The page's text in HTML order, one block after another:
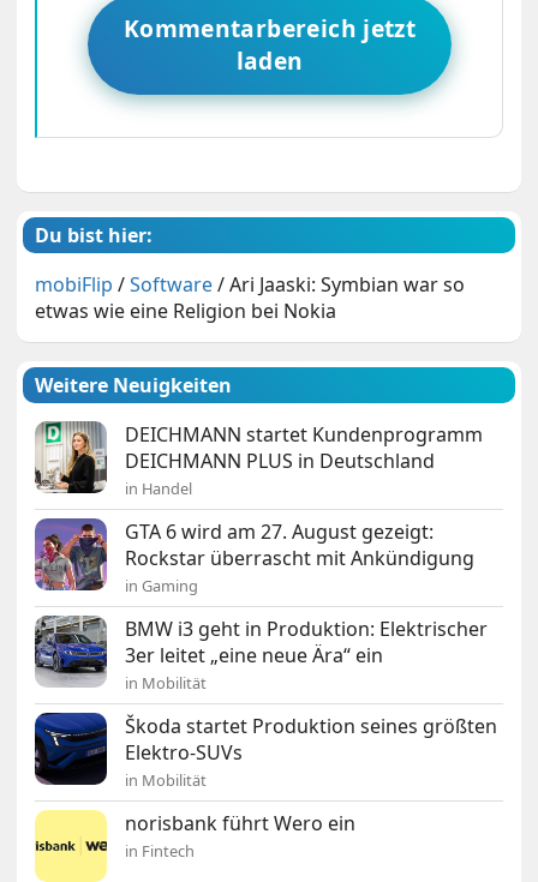
Kommentarbereich jetzt
laden
Du bist hier:
mobiFlip /Software/Ari Jaaski: Symbian war so
etwas wie eine Religion bei Nokia
Weitere Neuigkeiten
DEICHMANN startet Kundenprogramm
DEICHMANN PLUS in Deutschland
in Handel
GTA 6 wird am 27. August gezeigt:
Rockstar überrascht mit Ankündigung
in Gaming
BMW i3 geht in Produktion: Elektrischer
3er leitet „eine neue Ära“ ein
in Mobilität
Škoda startet Produktion seines größten
Elektro-SUVs
in Mobilität
norisbank führt Wero ein
in Fintech